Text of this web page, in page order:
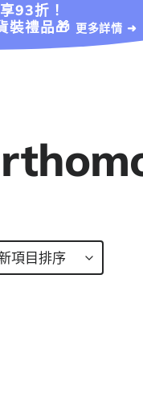
93折！
裝禮品🎁 更多詳情 ➜